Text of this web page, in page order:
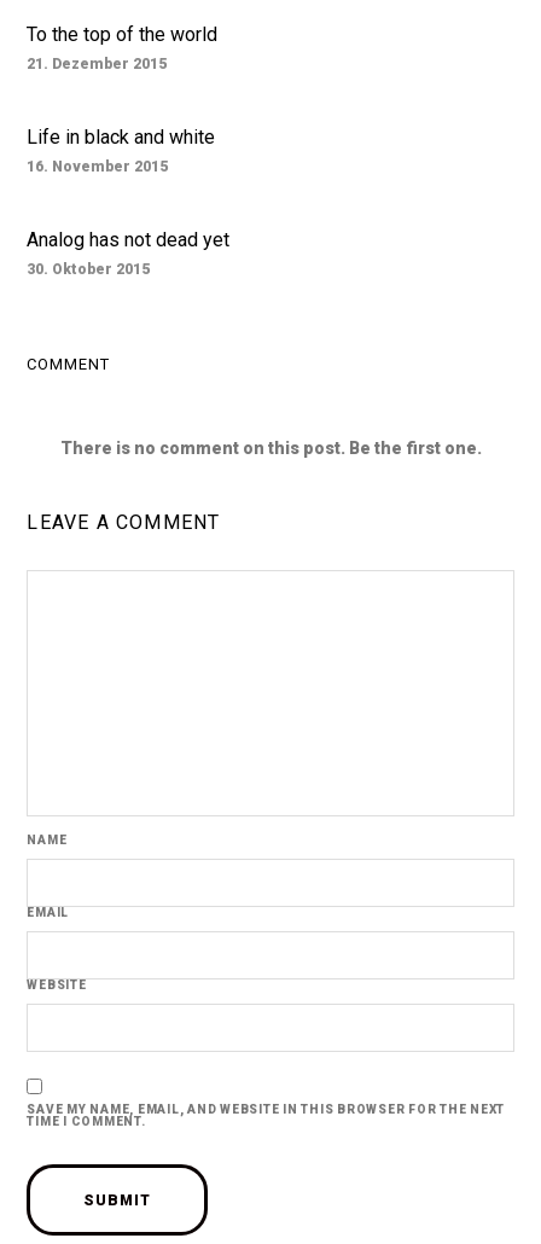
To the top of the world
21. Dezember 2015
Life in black and white
16. November 2015
Analog has not dead yet
30. Oktober 2015
COMMENT
There is no comment on this post. Be the first one.
LEAVE A COMMENT
NAME
EMAIL
WEBSITE
SAVE MY NAME, EMAIL, AND WEBSITE IN THIS BROWSER FOR THE NEXT
TIME I COMMENT.